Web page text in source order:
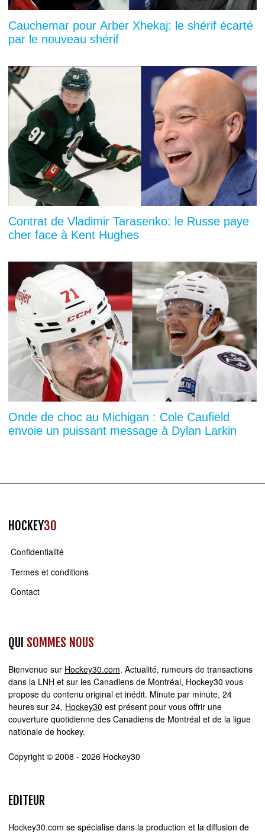
Cauchemar pour Arber Xhekaj: le shérif écarté
par le nouveau shérif
Contrat de Vladimir Tarasenko: le Russe paye
cher face à Kent Hughes
Onde de choc au Michigan : Cole Caufield
envoie un puissant message à Dylan Larkin
HOCKEY30
Confidentialité
Termes et conditions
Contact
QUI SOMMES NOUS
Bienvenue sur Hockey30.com. Actualité, rumeurs de transactions
dans la LNH et sur les Canadiens de Montréal, Hockey30 vous
propose du contenu original et inédit. Minute par minute, 24
heures sur 24, Hockey30 est présent pour vous offrir une
couverture quotidienne des Canadiens de Montréal et de la ligue
nationale de hockey.
Copyright © 2008 - 2026 Hockey30
EDITEUR
Hockey30.com se spécialise dans la production et la diffusion de